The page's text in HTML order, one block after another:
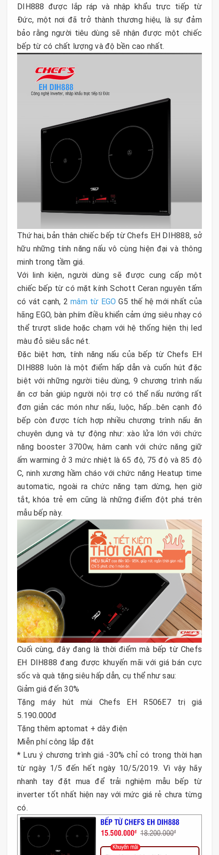
DIH888 được lắp ráp và nhập khẩu trực tiếp từ
Đức, một nơi đã trở thành thương hiệu, là sự đảm
bảo rằng người tiêu dùng sẽ nhận được một chiếc
bếp từ có chất lượng và độ bền cao nhất.
Thứ hai, bản thân chiếc bếp từ Chefs EH DIH888, sở
hữu những tính năng nấu vô cùng hiện đại và thông
minh trong tầm giá.
Với linh kiện, người dùng sẽ được cung cấp một
chiếc bếp từ có mặt kính Schott Ceran nguyên tấm
có vát cạnh, 2mâm từ EGO G5 thế hệ mới nhất của
hãng EGO, bàn phím điều khiển cảm ứng siêu nhạy có
thể trượt slide hoặc chạm với hệ thống hiện thị led
màu đỏ siêu sắc nét.
Đặc biệt hơn, tính năng nấu của bếp từ Chefs EH
DIH888 luôn là một điểm hấp dẫn và cuốn hút đặc
biệt với những người tiêu dùng, 9 chương trình nấu
ăn cơ bản giúp người nội trợ có thể nấu nướng rất
đơn giản các món như nấu, luộc, hấp...bên cạnh đó
bếp còn được tích hợp nhiều chương trình nấu ăn
chuyên dụng và tự động như: xào lửa lớn với chức
năng booster 3700w, hâm canh với chức năng giữ
ấm warming ở 3 mức nhiệt là 65 độ, 75 độ và 85 độ
C, ninh xương hầm cháo với chức năng Heatup time
automatic, ngoài ra chức năng tạm dừng, hẹn giờ
tắt, khóa trẻ em cũng là những điểm đột phá trên
mẫu bếp này.
Cuối cùng, đây đang là thời điểm mà bếp từ Chefs
EH DIH888 đang được khuyến mãi với giá bán cực
sốc và quà tặng siêu hấp dẫn, cụ thể như sau:
Giảm giá đến 30%
Tặng máy hút mùi Chefs EH R506E7 trị giá
5.190.000đ
Tặng thêm aptomat + dây điện
Miễn phí công lắp đặt
* Lưu ý chương trình giá -30% chỉ có trong thời hạn
từ ngày 1/5 đến hết ngày 10/5/2019. Vì vậy hãy
nhanh tay đặt mua để trải nghiệm mẫu bếp từ
inverter tốt nhất hiện nay với mức giá rẻ chưa từng
có.